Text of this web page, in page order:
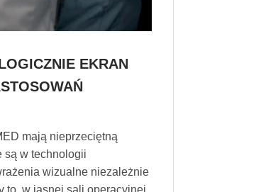
EKRAN
mają nieprzeciętną
są w technologii
wizualne niezależnie
to w jasnej sali operacyjnej